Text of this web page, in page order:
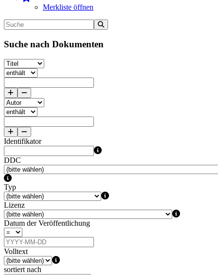
Merkliste öffnen
Suche nach Dokumenten
Identifikator
DDC
Typ
Lizenz
Datum der Veröffentlichung
Volltext
sortiert nach